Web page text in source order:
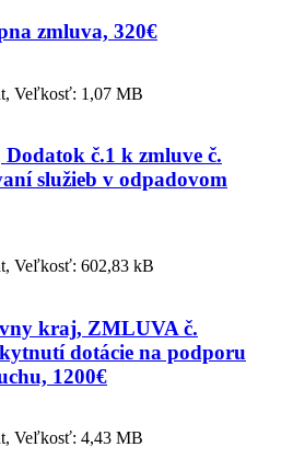
zmluva, 320€
Veľkosť: 1,07 MB
č.1 k zmluve č.
služieb v odpadovom
Veľkosť: 602,83 kB
kraj, ZMLUVA č.
dotácie na podporu
1200€
Veľkosť: 4,43 MB